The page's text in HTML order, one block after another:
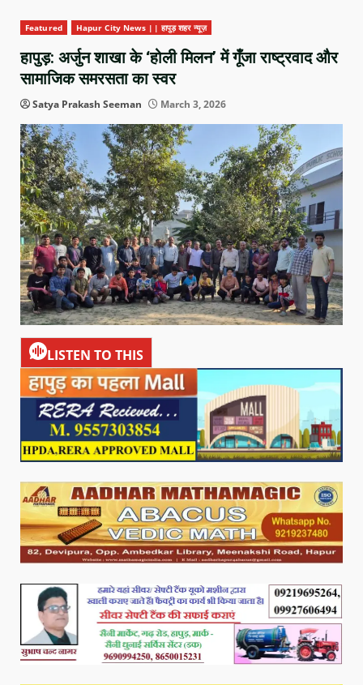
Featured Hapur City News || हापुड़ शहर न्यूज़
​हापुड़: अर्जुन शाखा के ‘होली मिलन’ में गूँजा राष्ट्रवाद और
सामाजिक समरसता का स्वर
Satya Prakash Seeman March 3, 2026
LISTEN TO THIS